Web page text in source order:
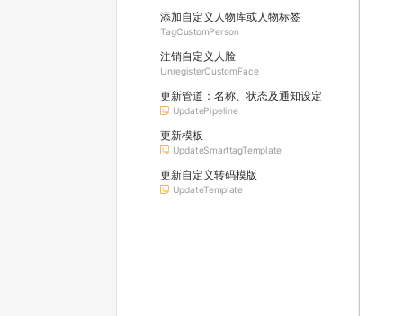
添加⾃定义⼈物库或⼈物标签
TagCustomPerson
注销⾃定义⼈脸
UnregisterCustomFace
更新管道：名称、状态及通知设定
UpdatePipeline
更新模板
UpdateSmarttagTemplate
更新自定义转码模版
UpdateTemplate